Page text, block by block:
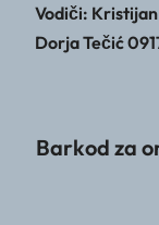
Vodiči:
Dorja Tečić
Barkod za